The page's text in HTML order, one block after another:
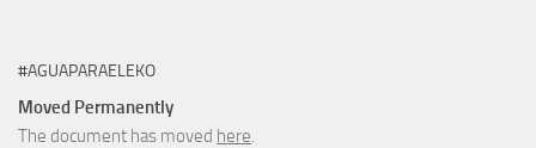
#AGUAPARAELEKO
Moved Permanently
The document has moved here.